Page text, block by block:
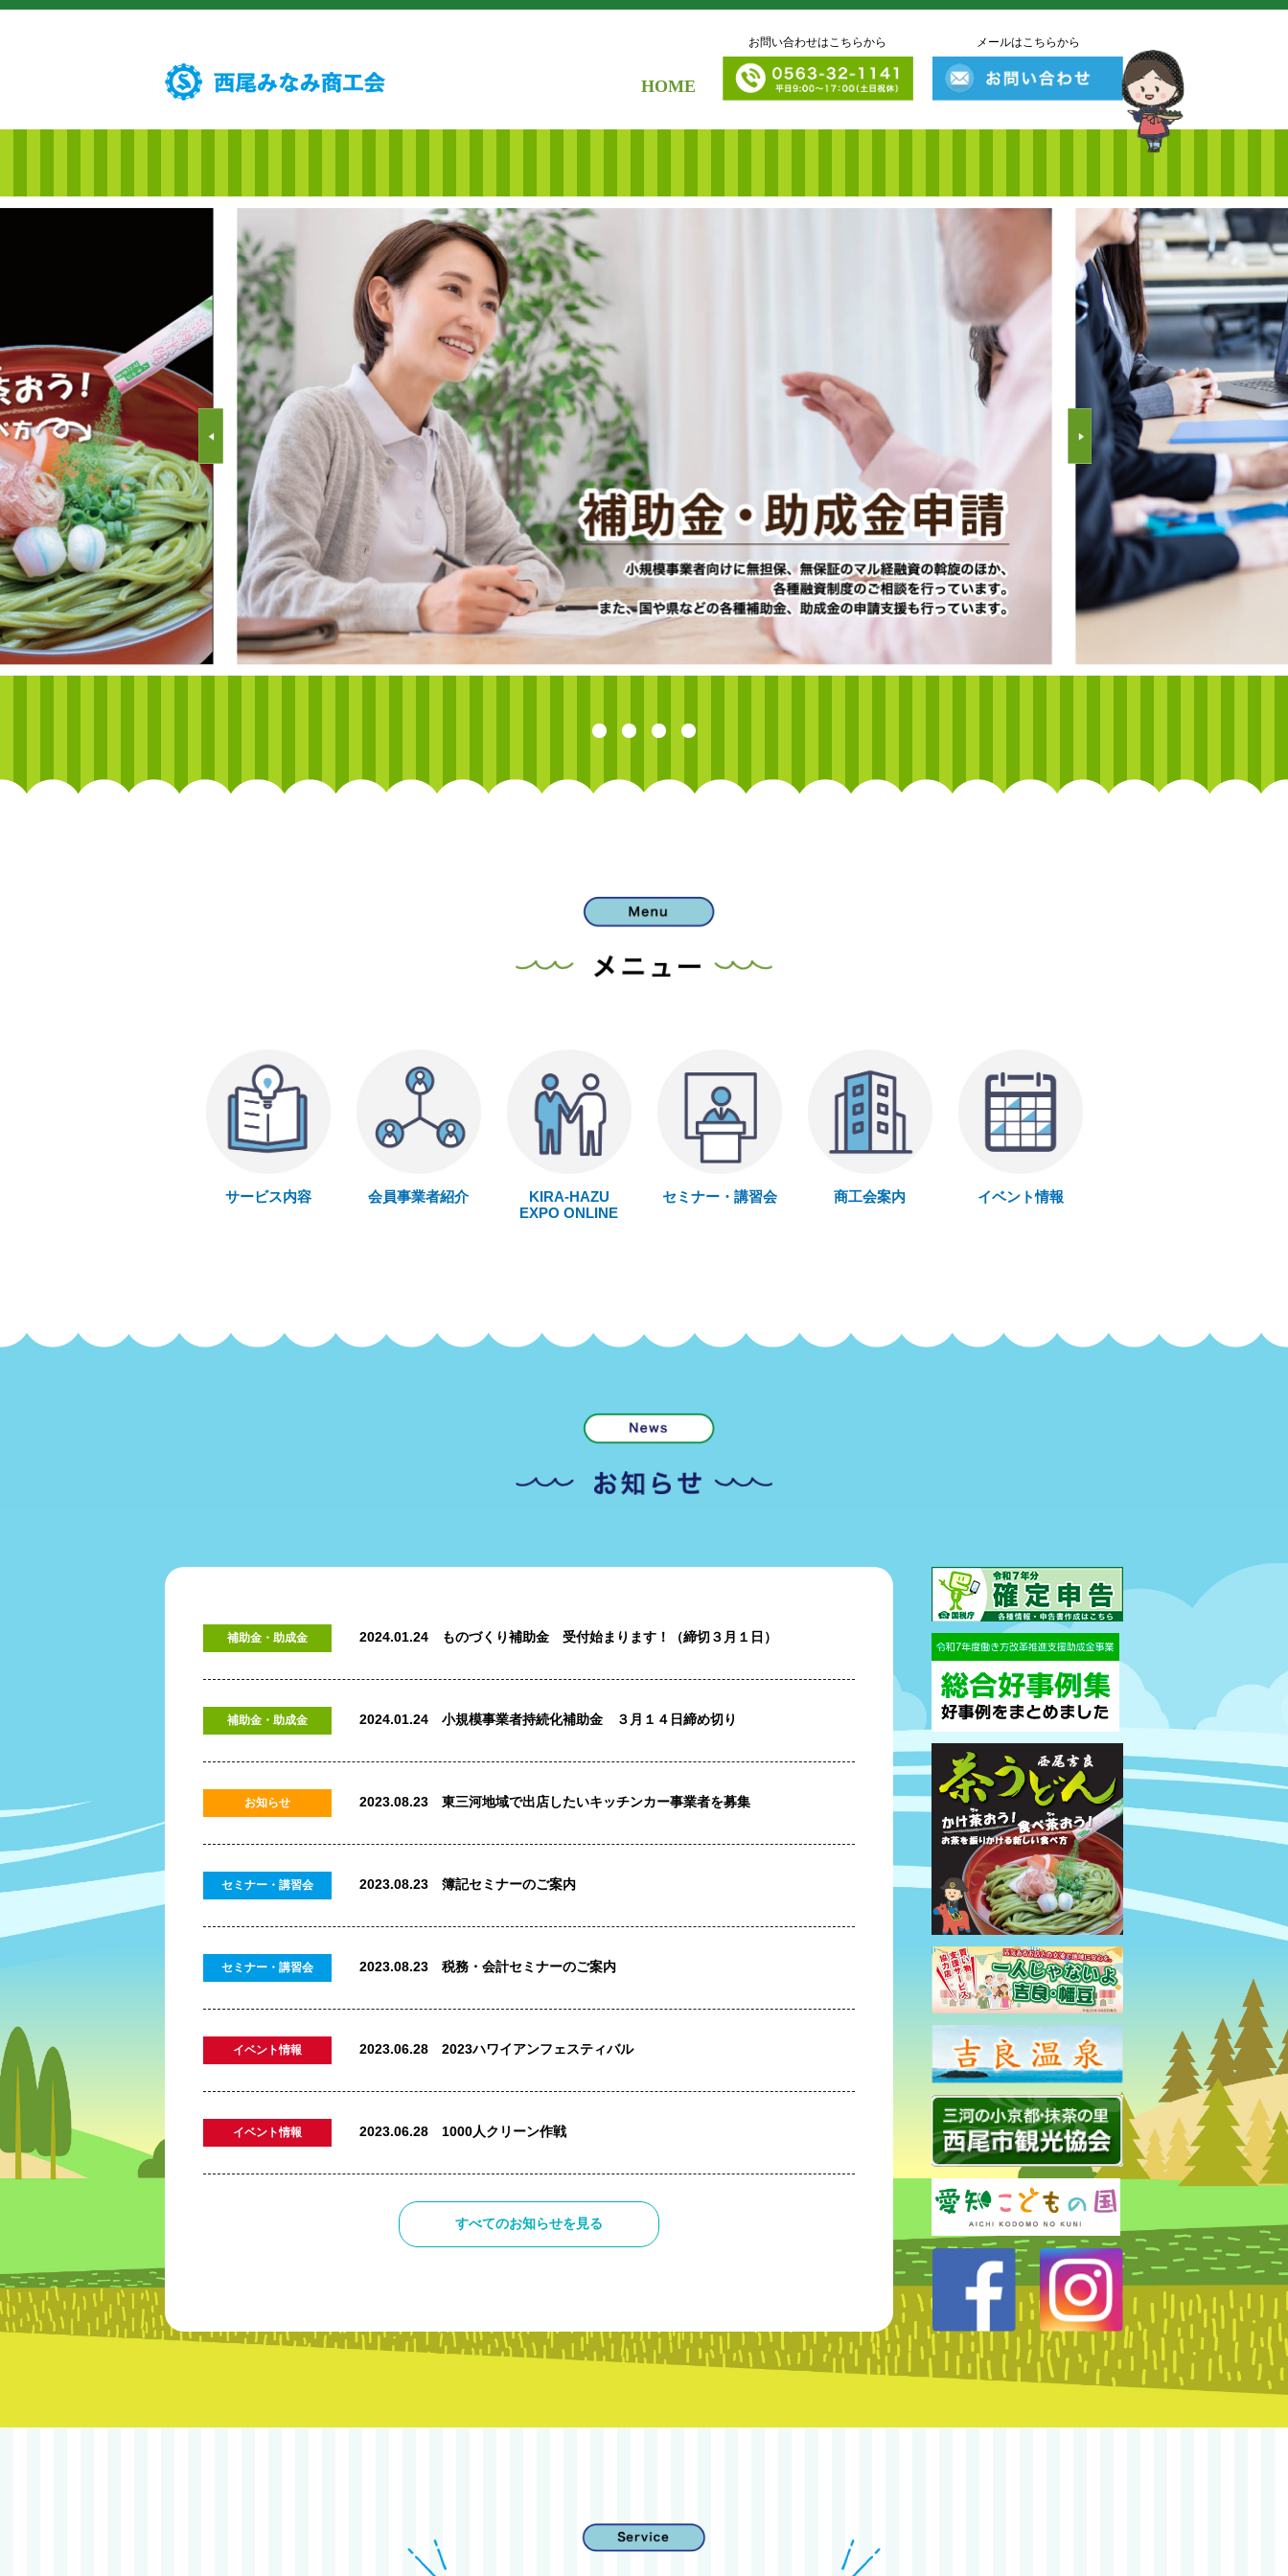
HOME
お問い合わせはこちらから メールはこちらから
サービス内容 会員事業者紹介
KIRA-HAZU
EXPO ONLINE
セミナー・講習会 商工会案内 イベント情報
補助金・助成金 2024.01.24 ものづくり補助金 受付始まります！（締切３月１日）
補助金・助成金 2024.01.24 小規模事業者持続化補助金 ３月１４日締め切り
お知らせ 2023.08.23 東三河地域で出店したいキッチンカー事業者を募集
セミナー・講習会 2023.08.23 簿記セミナーのご案内
セミナー・講習会 2023.08.23 税務・会計セミナーのご案内
イベント情報 2023.06.28 2023ハワイアンフェスティバル
イベント情報 2023.06.28 1000人クリーン作戦
すべてのお知らせを見る